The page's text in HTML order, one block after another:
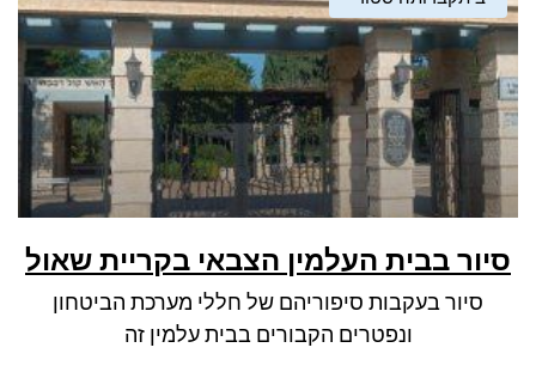
סיור בבית העלמין הצבאי בקריית שאול
סיור בעקבות סיפוריהם של חללי מערכת הביטחון
ונפטרים הקבורים בבית עלמין זה